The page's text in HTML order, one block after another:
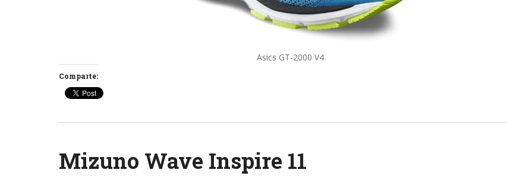
Asics GT-2000 V4
Comparte:
Mizuno Wave Inspire 11